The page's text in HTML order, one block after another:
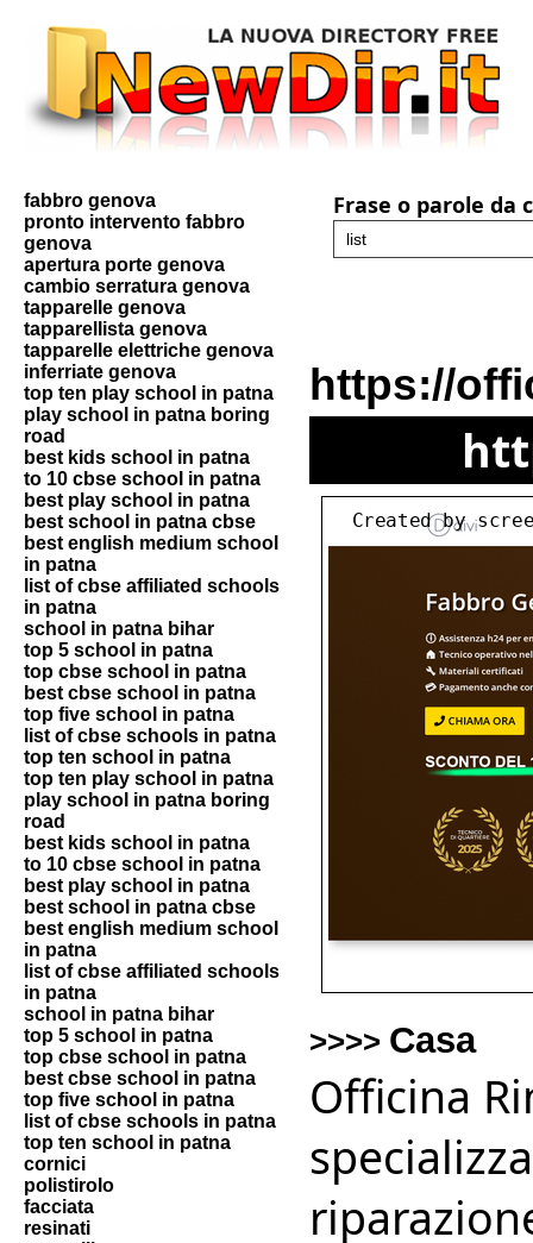
fabbro genova
pronto intervento fabbro
genova
apertura porte genova
cambio serratura genova
tapparelle genova
tapparellista genova
tapparelle elettriche genova
inferriate genova
top ten play school in patna
play school in patna boring
road
best kids school in patna
to 10 cbse school in patna
best play school in patna
best school in patna cbse
best english medium school
in patna
list of cbse affiliated schools
in patna
school in patna bihar
top 5 school in patna
top cbse school in patna
best cbse school in patna
top five school in patna
list of cbse schools in patna
top ten school in patna
top ten play school in patna
play school in patna boring
road
best kids school in patna
to 10 cbse school in patna
best play school in patna
best school in patna cbse
best english medium school
in patna
list of cbse affiliated schools
in patna
school in patna bihar
top 5 school in patna
top cbse school in patna
best cbse school in patna
top five school in patna
list of cbse schools in patna
top ten school in patna
cornici
polistirolo
facciata
resinati
Frase o parole da
https://
>>>> Casa
Officina